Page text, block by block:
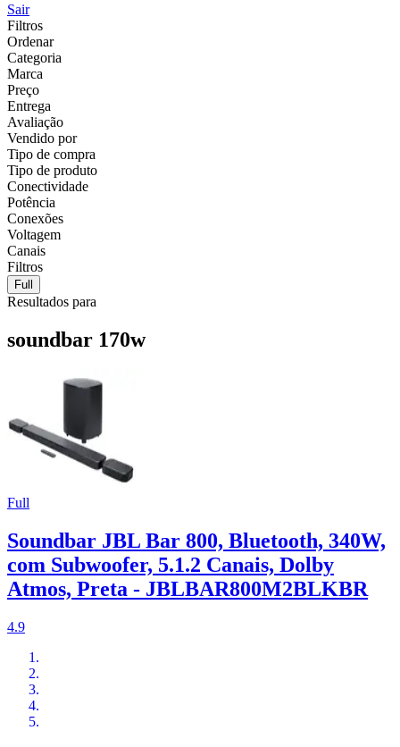
Sair
Filtros
Ordenar
Categoria
Marca
Preço
Entrega
Avaliação
Vendido por
Tipo de compra
Tipo de produto
Conectividade
Potência
Conexões
Voltagem
Canais
Filtros
Full
Resultados para
soundbar 170w
Full
Soundbar JBL Bar 800, Bluetooth, 340W,
com Subwoofer, 5.1.2 Canais, Dolby
Atmos, Preta - JBLBAR800M2BLKBR
4.9